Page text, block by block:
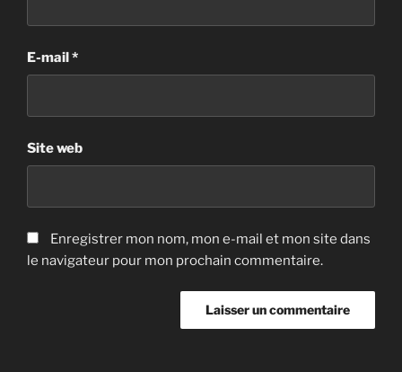
E-mail*
Site web
Enregistrer mon nom, mon e-mail et mon site dans
le navigateur pour mon prochain commentaire.